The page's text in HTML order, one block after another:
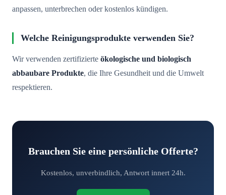
anpassen, unterbrechen oder kostenlos kündigen.
Welche Reinigungsprodukte verwenden Sie?
Wir verwenden zertifizierte ökologische und biologisch
abbaubare Produkte, die Ihre Gesundheit und die Umwelt
respektieren.
Brauchen Sie eine persönliche Offerte?
Kostenlos, unverbindlich, Antwort innert 24h.